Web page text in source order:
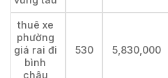
thuê xe
phường
giá rai đi
bình
châu
530 5,830,000